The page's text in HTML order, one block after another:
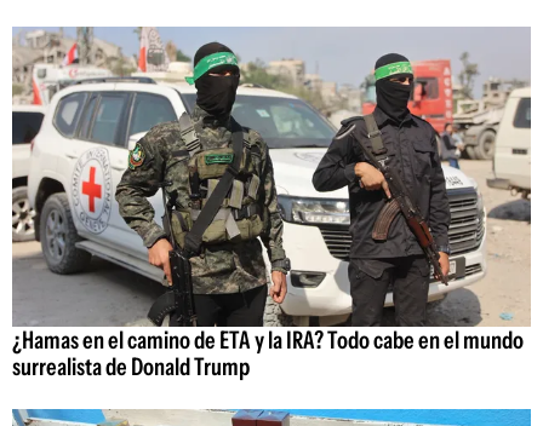
¿Hamas en el camino de ETA y la IRA? Todo cabe en el mundo
surrealista de Donald Trump